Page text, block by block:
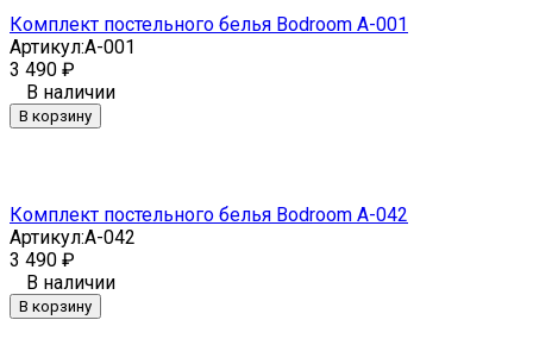
Комплект постельного белья Bodroom A-001
Артикул:A-001
3 490 ₽
В наличии
В корзину
Комплект постельного белья Bodroom A-042
Артикул:A-042
3 490 ₽
В наличии
В корзину